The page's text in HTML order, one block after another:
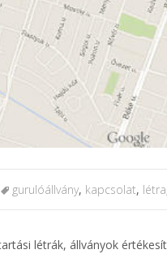
gurulóállvány, kapcsolat, létra
létrák, állványok